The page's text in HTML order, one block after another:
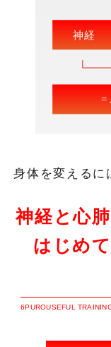
身体を変えるに
神経と心
はじめ
6PUROUSEFUL TRAININ